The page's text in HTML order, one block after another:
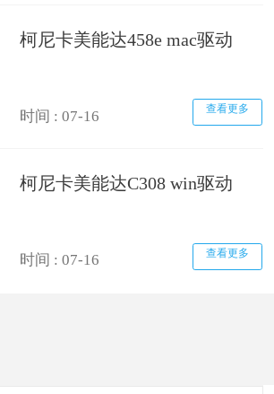
柯尼卡美能达458e mac驱动
时间 : 07-16 查看更多
柯尼卡美能达C308 win驱动
时间 : 07-16 查看更多